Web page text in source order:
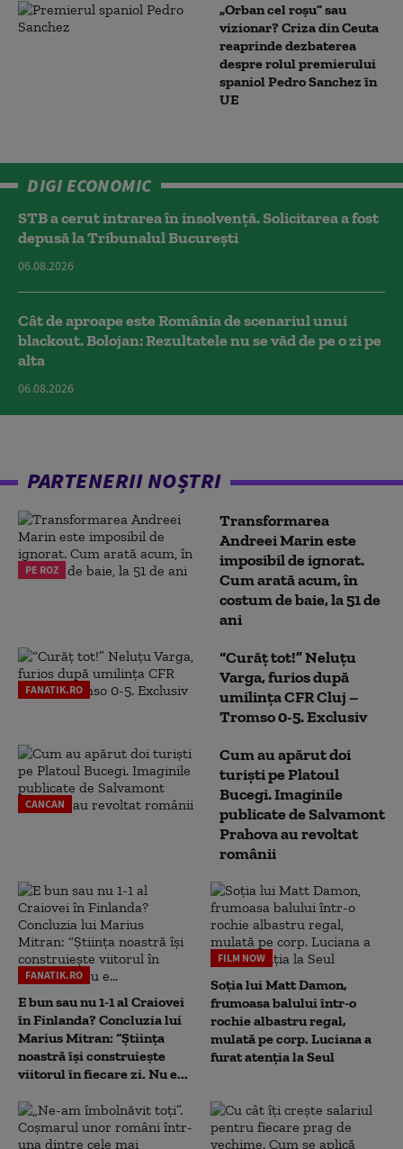
„Orban cel roșu” sau
vizionar? Criza din Ceuta
reaprinde dezbaterea
despre rolul premierului
spaniol Pedro Sanchez în
UE
DIGI ECONOMIC
STB a cerut intrarea în insolvență. Solicitarea a fost
depusă la Tribunalul București
06.08.2026
Cât de aproape este România de scenariul unui
blackout. Bolojan: Rezultatele nu se văd de pe o zi pe
alta
06.08.2026
PARTENERII NOȘTRI
PE ROZ
Transformarea
Andreei Marin este
imposibil de ignorat.
Cum arată acum, în
costum de baie, la 51 de
ani
FANATIK.RO
“Curăț tot!” Neluțu
Varga, furios după
umilința CFR Cluj –
Tromso 0-5. Exclusiv
CANCAN
Cum au apărut doi
turiști pe Platoul
Bucegi. Imaginile
publicate de Salvamont
Prahova au revoltat
românii
FANATIK.RO
E bun sau nu 1-1 al Craiovei
în Finlanda? Concluzia lui
Marius Mitran: “Știința
noastră își construiește
viitorul în fiecare zi. Nu e...
FILM NOW
Soția lui Matt Damon,
frumoasa balului într-o
rochie albastru regal,
mulată pe corp. Luciana a
furat atenția la Seul